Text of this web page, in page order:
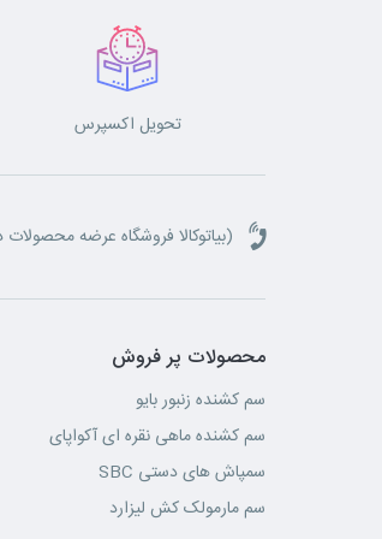
تحویل اکسپرس
(بیاتوکالا فروشگاه عرضه
محصولات پر فروش
سم کشنده زنبور بایو
سم کشنده ماهی نقره ای آکواپای
سمپاش های دستی SBC
سم مارمولک کش لیزارد